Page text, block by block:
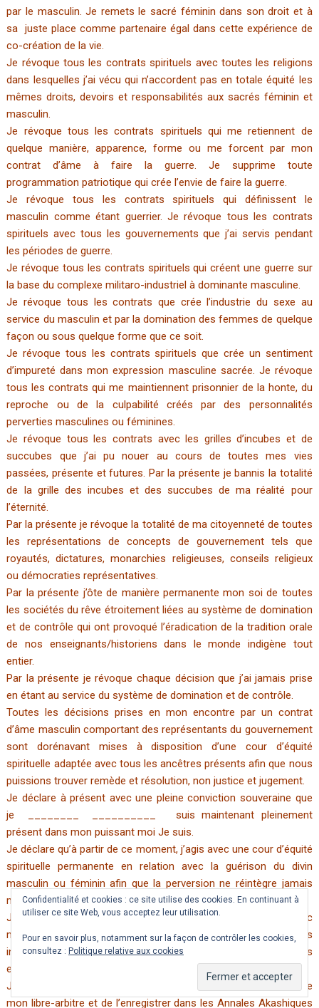
par le masculin. Je remets le sacré féminin dans son droit et à
sa juste place comme partenaire égal dans cette expérience de
co-création de la vie.
Je révoque tous les contrats spirituels avec toutes les religions
dans lesquelles j’ai vécu qui n’accordent pas en totale équité les
mêmes droits, devoirs et responsabilités aux sacrés féminin et
masculin.
Je révoque tous les contrats spirituels qui me retiennent de
quelque manière, apparence, forme ou me forcent par mon
contrat d’âme à faire la guerre. Je supprime toute
programmation patriotique qui crée l’envie de faire la guerre.
Je révoque tous les contrats spirituels qui définissent le
masculin comme étant guerrier. Je révoque tous les contrats
spirituels avec tous les gouvernements que j’ai servis pendant
les périodes de guerre.
Je révoque tous les contrats spirituels qui créent une guerre sur
la base du complexe militaro-industriel à dominante masculine.
Je révoque tous les contrats que crée l’industrie du sexe au
service du masculin et par la domination des femmes de quelque
façon ou sous quelque forme que ce soit.
Je révoque tous les contrats spirituels que crée un sentiment
d’impureté dans mon expression masculine sacrée. Je révoque
tous les contrats qui me maintiennent prisonnier de la honte, du
reproche ou de la culpabilité créés par des personnalités
perverties masculines ou féminines.
Je révoque tous les contrats avec les grilles d’incubes et de
succubes que j’ai pu nouer au cours de toutes mes vies
passées, présente et futures. Par la présente je bannis la totalité
de la grille des incubes et des succubes de ma réalité pour
l’éternité.
Par la présente je révoque la totalité de ma citoyenneté de toutes
les représentations de concepts de gouvernement tels que
royautés, dictatures, monarchies religieuses, conseils religieux
ou démocraties représentatives.
Par la présente j’ôte de manière permanente mon soi de toutes
les sociétés du rêve étroitement liées au système de domination
et de contrôle qui ont provoqué l’éradication de la tradition orale
de nos enseignants/historiens dans le monde indigène tout
entier.
Par la présente je révoque chaque décision que j’ai jamais prise
en étant au service du système de domination et de contrôle.
Toutes les décisions prises en mon encontre par un contrat
d’âme masculin comportant des représentants du gouvernement
sont dorénavant mises à disposition d’une cour d’équité
spirituelle adaptée avec tous les ancêtres présents afin que nous
puissions trouver remède et résolution, non justice et jugement.
Je déclare à présent avec une pleine conviction souveraine que
je ________ __________ suis maintenant pleinement
présent dans mon puissant moi Je suis.
Je déclare qu’à partir de ce moment, j’agis avec une cour d’équité
spirituelle permanente en relation avec la guérison du divin
masculin ou féminin afin que la perversion ne réintègre jamais
mon domaine d’expression.
Je déclare par la présente que Mère Terre est désormais avec
moi en domination de toutes les formes de relations
interpersonnelles concernant toutes les espèces sensibles
existant et coexistant dans les royaumes de Mère Terre.
J’en appelle à tous les ancêtres d’honorer cette déclaration de
mon libre-arbitre et de l’enregistrer dans les Annales Akashiques
Confidentialité et cookies : ce site utilise des cookies. En continuant à
utiliser ce site Web, vous acceptez leur utilisation.
Pour en savoir plus, notamment sur la façon de contrôler les cookies,
consultez : Politique relative aux cookies